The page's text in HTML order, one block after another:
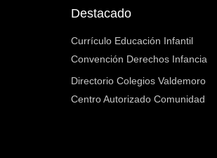
Destacado
Currículo Educación Infantil
Convención Derechos Infancia
Directorio Colegios Valdemoro
Centro Autorizado Comunidad